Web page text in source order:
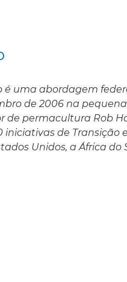
é uma abordagem
de 2006 na
de permacultura Rob
iniciativas de Transição
Unidos, a África do